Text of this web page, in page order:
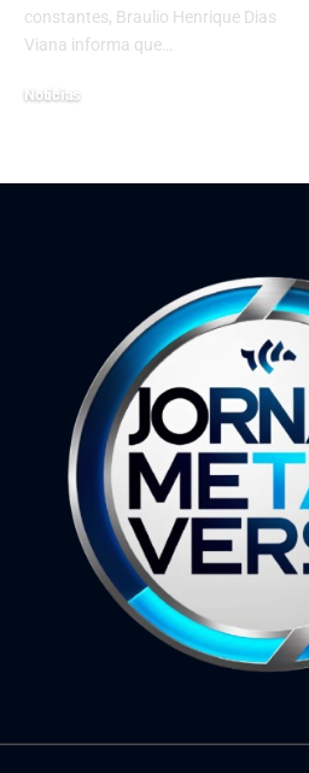
constantes, Braulio Henrique Dias
Viana informa que…
Notícias